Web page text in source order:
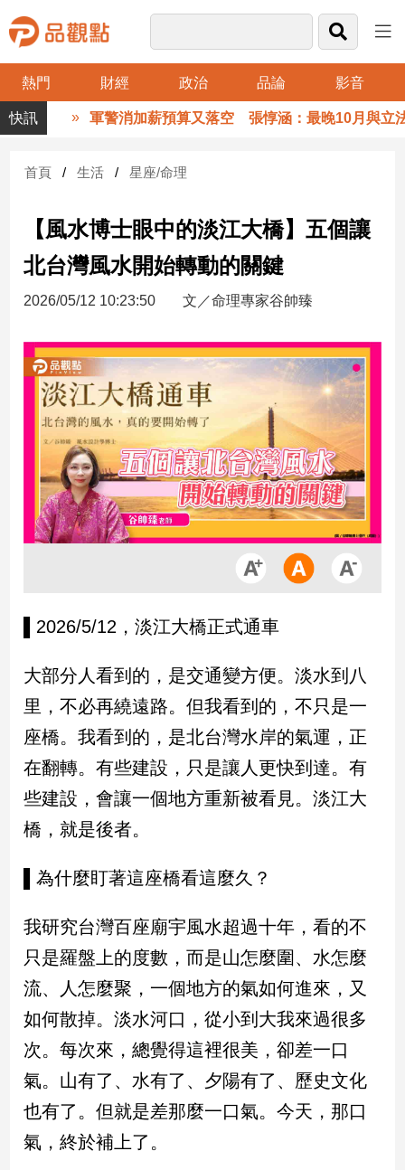
熱門 財經 政治 品論 影音
品
觀
財
台
財
新
產
經/
股
市
房
地
產
品
政
治
政
治
焦
點
品
點
民
調
國
會
點
觀
點
兩
岸/
國
際
社
軍警消加薪預算又落空 張惇涵：最晚10月與立法院溝
首頁 生活 星座/命理
【風水博士眼中的淡江大橋】五個讓
北台灣風水開始轉動的關鍵
2026/05/12 10:23:50 文／命理專家谷帥臻
▌2026/5/12，淡江大橋正式通車
大部分人看到的，是交通變方便。淡水到八
里，不必再繞遠路。但我看到的，不只是一
座橋。我看到的，是北台灣水岸的氣運，正
在翻轉。有些建設，只是讓人更快到達。有
些建設，會讓一個地方重新被看見。淡江大
橋，就是後者。
▌為什麼盯著這座橋看這麼久？
我研究台灣百座廟宇風水超過十年，看的不
只是羅盤上的度數，而是山怎麼圍、水怎麼
流、人怎麼聚，一個地方的氣如何進來，又
如何散掉。淡水河口，從小到大我來過很多
次。每次來，總覺得這裡很美，卻差一口
氣。山有了、水有了、夕陽有了、歷史文化
也有了。但就是差那麼一口氣。今天，那口
氣，終於補上了。